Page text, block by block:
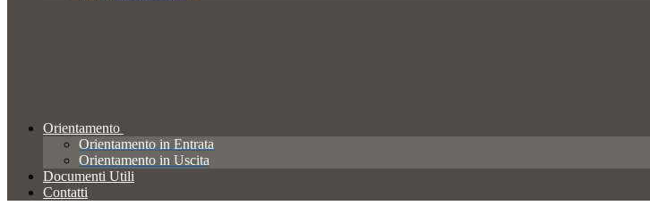
Orientamento
Orientamento in Entrata
Orientamento in Uscita
Documenti Utili
Contatti